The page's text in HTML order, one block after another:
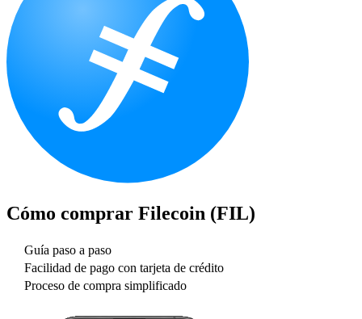
Cómo comprar Filecoin (FIL)
Guía paso a paso
Facilidad de pago con tarjeta de crédito
Proceso de compra simplificado